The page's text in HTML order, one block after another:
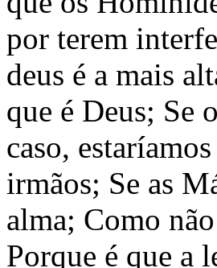
por terem
deus é a mais
que é Deus; Se
caso,
irmãos; Se as
alma; Como
Porque é que a